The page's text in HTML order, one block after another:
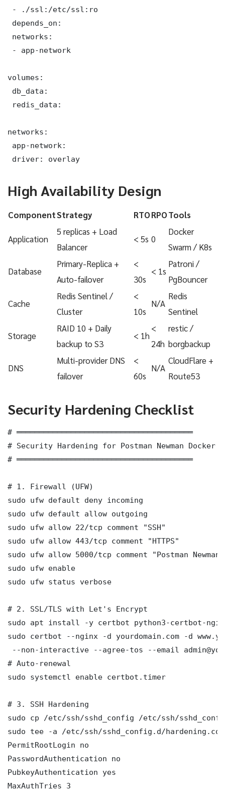
- ./ssl:/etc/ssl:ro
depends_on:
networks:
- app-network
volumes:
db_data:
redis_data:
networks:
app-network:
driver: overlay
High Availability Design
ComponentStrategy RTORPOTools
Application
5 replicas + Load
Balancer
< 5s 0
Docker
Swarm / K8s
Database
Primary-Replica +
Auto-failover
<
30s
< 1s
Patroni /
PgBouncer
Cache
Redis Sentinel /
Cluster
<
10s
N/A
Redis
Sentinel
Storage
RAID 10 + Daily
backup to S3
< 1h
<
24h
restic /
borgbackup
DNS
Multi-provider DNS
failover
<
60s
N/A
CloudFlare +
Route53
Security Hardening Checklist
# ═══════════════════════════════════════
# Security Hardening for Postman Newman Docker
# ═══════════════════════════════════════
# 1. Firewall (UFW)
sudo ufw default deny incoming
sudo ufw default allow outgoing
sudo ufw allow 22/tcp comment "SSH"
sudo ufw allow 443/tcp comment "HTTPS"
sudo ufw allow 5000/tcp comment "Postman
sudo ufw enable
sudo ufw status verbose
# 2. SSL/TLS with Let's Encrypt
sudo apt install -y certbot python3-certbot-
sudo certbot --nginx -d yourdomain.com -d
--non-interactive --agree-tos --email
# Auto-renewal
sudo systemctl enable certbot.timer
# 3. SSH Hardening
sudo cp /etc/ssh/sshd_config /etc/ssh/
sudo tee -a /etc/ssh/sshd_config.d/
PermitRootLogin no
PasswordAuthentication no
PubkeyAuthentication yes
MaxAuthTries 3